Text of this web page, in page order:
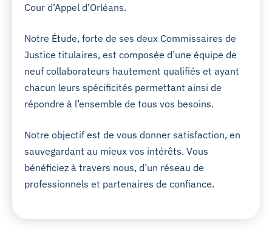
Cour d’Appel d’Orléans.
Notre Étude, forte de ses deux Commissaires de
Justice titulaires, est composée d’une équipe de
neuf collaborateurs hautement qualifiés et ayant
chacun leurs spécificités permettant ainsi de
répondre à l’ensemble de tous vos besoins.
Notre objectif est de vous donner satisfaction, en
sauvegardant au mieux vos intérêts. Vous
bénéficiez à travers nous, d’un réseau de
professionnels et partenaires de confiance.